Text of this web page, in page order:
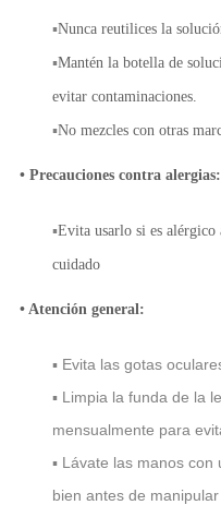
▪Nunca reutilices la
▪Mantén la botella de
evitar contaminaciones.
▪No mezcles con otras
• Precauciones contra alergias:
▪Evita usarlo si es
cuidado
• Atención general:
▪ Evita las gotas
▪ Limpia la funda de la
mensualmente para
▪ Lávate las manos
bien antes de